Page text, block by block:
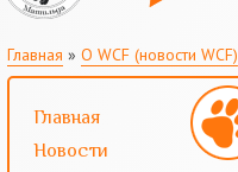
Вы здесь
Главная » О WCF (новости WCF)
Главная
Новости